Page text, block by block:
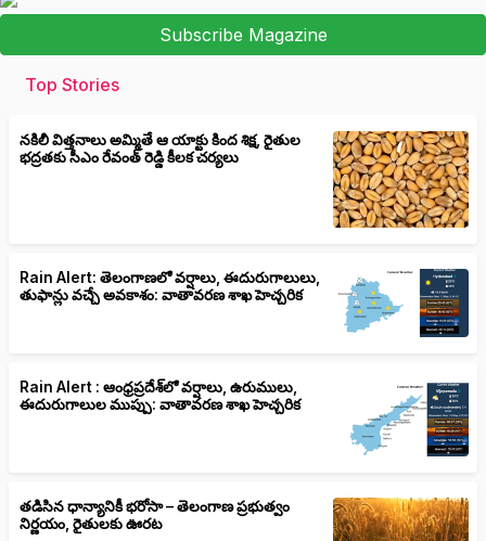
Subscribe Magazine
Top Stories
నకిలీ విత్తనాలు అమ్మితే ఆ యాక్టు కింద శిక్ష, రైతుల
భద్రతకు సీఎం రేవంత్ రెడ్డి కీలక చర్యలు
Rain Alert: తెలంగాణలో వర్షాలు, ఈదురుగాలులు,
తుఫాన్లు వచ్చే అవకాశం: వాతావరణ శాఖ హెచ్చరిక
Rain Alert : ఆంధ్రప్రదేశ్‌లో వర్షాలు, ఉరుములు,
ఈదురుగాలుల ముప్పు: వాతావరణ శాఖ హెచ్చరిక
తడిసిన ధాన్యానికీ భరోసా – తెలంగాణ ప్రభుత్వం
నిర్ణయం, రైతులకు ఊరట